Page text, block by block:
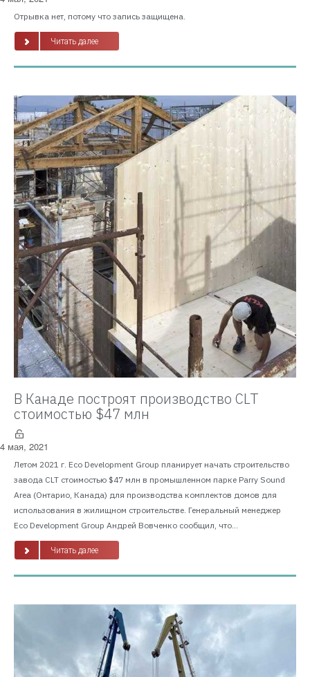
Отрывка нет, потому что запись защищена.
Читать далее
В Канаде построят производство CLT
стоимостью $47 млн
4 мая, 2021
Летом 2021 г. Eco Development Group планирует начать строительство
завода CLT стоимостью $47 млн в промышленном парке Parry Sound
Area (Онтарио, Канада) для производства комплектов домов для
использования в жилищном строительстве. Генеральный менеджер
Eco Development Group Андрей Вовченко сообщил, что...
Читать далее